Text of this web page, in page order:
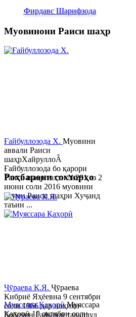
Фирдавс Шарифзода
Муовинони Раиси шаҳр
Ғайбуллозода Х. Муовини
аввали Раиси
шаҳрХайруллоÂ
Ғайбуллозода бо қарори
Раиси шаҳр таҳти №281 аз 2
июни соли 2016 муовини
якуми Раиси шаҳри Хуҷанд
таъин ...
Муяссара ҚаҳорӣМуяссара
Қаҳорӣ 15 октябри соли
Роҳбарони сохторҳо
Ҷӯраева К.Я. Ҷӯраева
Кибриё Яҳёевна 9 сентябри
соли 1966 дар ноҳияи
Бобоҷон Ғафуров таваллуд